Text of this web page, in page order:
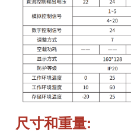
尺寸和重量: